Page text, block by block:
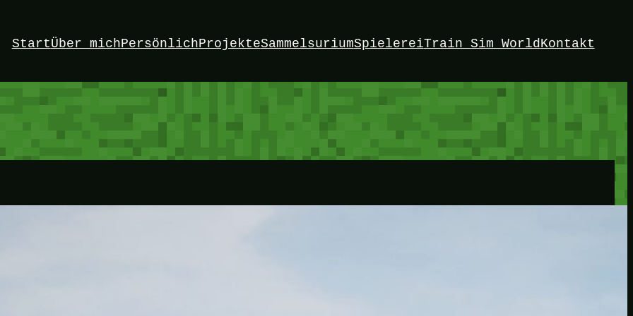
StartÜber michPersönlichProjekteSammelsuriumSpielereiTrain Sim WorldKontakt